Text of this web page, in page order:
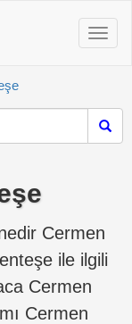
Cermen
ile ilgili
Cermen
Cermen